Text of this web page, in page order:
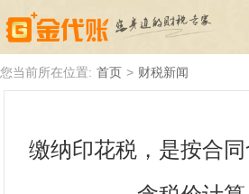
代理记账
厦门落户
您当前所在位置: 首页 > 财税新闻
缴纳印花税，是按合